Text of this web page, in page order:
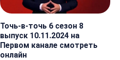
Точь-в-точь 6 сезон 8
выпуск 10.11.2024 на
Первом канале смотреть
онлайн